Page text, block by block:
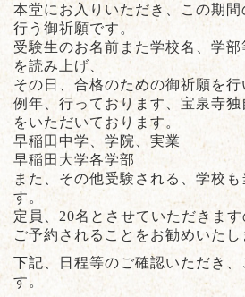
本堂にお入りいただき、この期間
行う御祈願です。
受験生のお名前また学校名、学部
を読み上げ、
その日、合格のための御祈願を行
例年、行っております、宝泉寺
をいただいております。
早稲田中学、学院、実業
早稲田大学各学部
また、その他受験される、学校も
す。
定員、20名とさせていただきま
ご予約されることをお勧めいたし
下記、日程等のご確認いただき、
す。